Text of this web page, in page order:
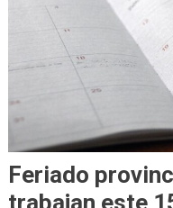
Feriado
trabajan este